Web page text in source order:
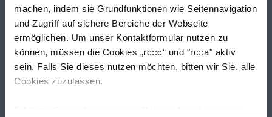
machen, indem sie Grundfunktionen wie Seitennavigation
und Zugriff auf sichere Bereiche der Webseite
ermöglichen. Um unser Kontaktformular nutzen zu
können, müssen die Cookies „rc::c“ und "rc::a" aktiv
sein. Falls Sie dieses nutzen möchten, bitten wir Sie, alle
Cookies zuzulassen.